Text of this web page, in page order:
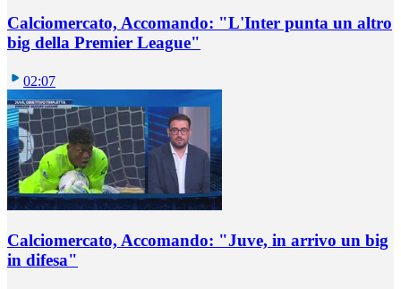
Calciomercato, Accomando: "L'Inter punta un altro
big della Premier League"
02:07
Calciomercato, Accomando: "Juve, in arrivo un big
in difesa"